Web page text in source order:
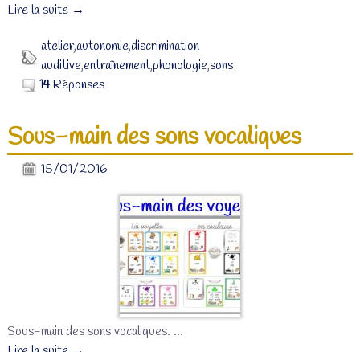
Lire la suite →
atelier,autonomie,discrimination
auditive,entraînement,phonologie,sons
14Réponses
Sous-main des sons vocaliques
15/01/2016
Sous-main des sons vocaliques. …